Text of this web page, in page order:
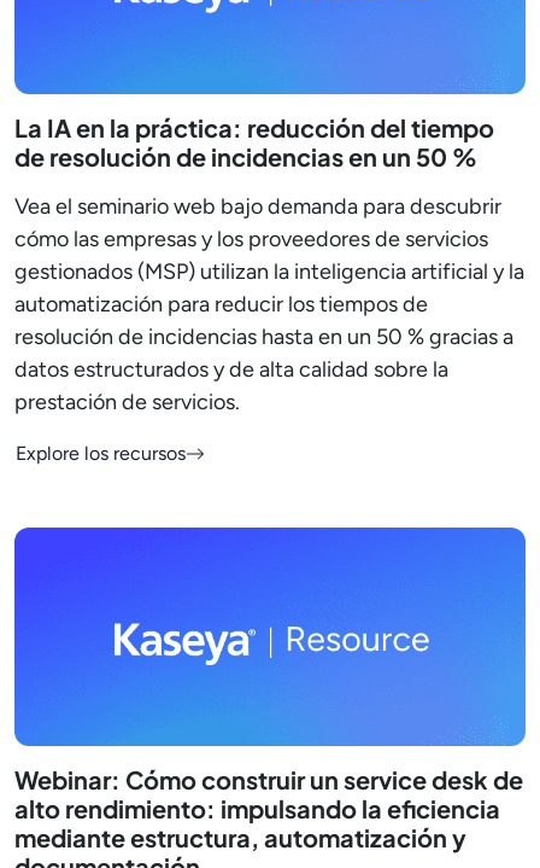
La IA en la práctica: reducción del tiempo
de resolución de incidencias en un 50 %
Vea el seminario web bajo demanda para descubrir
cómo las empresas y los proveedores de servicios
gestionados (MSP) utilizan la inteligencia artificial y la
automatización para reducir los tiempos de
resolución de incidencias hasta en un 50 % gracias a
datos estructurados y de alta calidad sobre la
prestación de servicios.
Explore los recursos
Webinar: Cómo construir un service desk de
alto rendimiento: impulsando la eficiencia
mediante estructura, automatización y